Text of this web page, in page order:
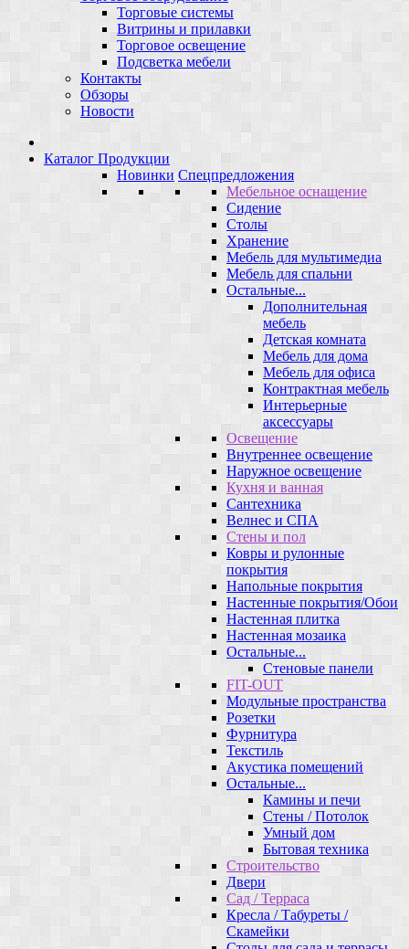
Торговые системы
Витрины и прилавки
Торговое освещение
Подсветка мебели
Контакты
Обзоры
Новости
Каталог Продукции
Новинки Спецпредложения
Мебельное оснащение
Сидение
Столы
Хранение
Мебель для мультимедиа
Мебель для спальни
Остальные...
Дополнительная
мебель
Детская комната
Мебель для дома
Мебель для офиса
Контрактная мебель
Интерьерные
аксессуары
Освещение
Внутреннее освещение
Наружное освещение
Кухня и ванная
Сантехника
Велнес и СПА
Стены и пол
Ковры и рулонные
покрытия
Напольные покрытия
Настенные покрытия/Обои
Настенная плитка
Настенная мозаика
Остальные...
Стеновые панели
FIT-OUT
Модульные пространства
Розетки
Фурнитура
Текстиль
Акустика помещений
Остальные...
Камины и печи
Стены / Потолок
Умный дом
Бытовая техника
Строительство
Двери
Сад / Терраса
Кресла / Табуреты /
Скамейки